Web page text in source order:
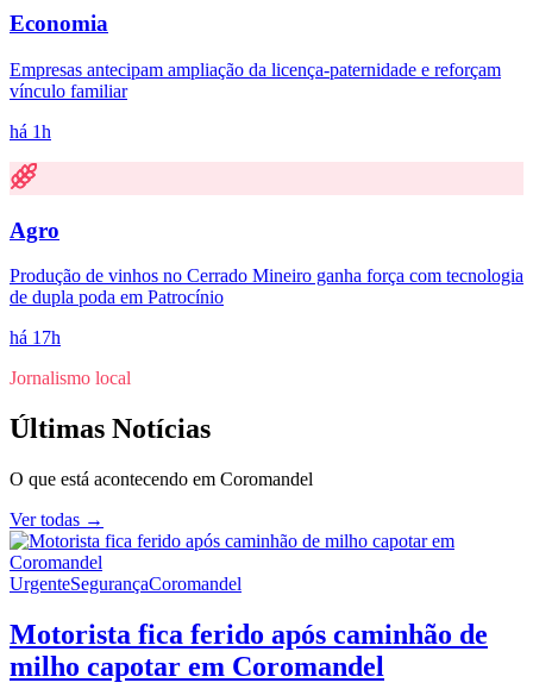
Economia
Empresas antecipam ampliação da licença-paternidade e reforçam
vínculo familiar
há 1h
Agro
Produção de vinhos no Cerrado Mineiro ganha força com tecnologia
de dupla poda em Patrocínio
há 17h
Jornalismo local
Últimas Notícias
O que está acontecendo em Coromandel
Ver todas →
UrgenteSegurançaCoromandel
Motorista fica ferido após caminhão de
milho capotar em Coromandel